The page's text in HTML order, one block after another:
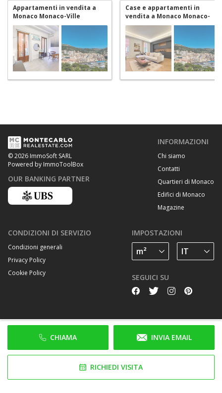
CHIAMA INVIA EMAIL
RICHIEDI VISITA
Appartamenti in vendita a
Monaco Monaco-Ville
Case e appartamenti in
vendita a Monaco Monaco-
Ville
© 2026 ImmoSoft SARL
Powered by ImmoToolBox
OUR BANKING PARTNER
INFORMAZIONI
Chi siamo
Contatti
Quartieri di Monaco
Edifici di Monaco
Magazine
CONDIZIONI DI SERVIZIO
Condizioni generali
Privacy Policy
Cookie Policy
IMPOSTAZIONI
SEGUICI SU